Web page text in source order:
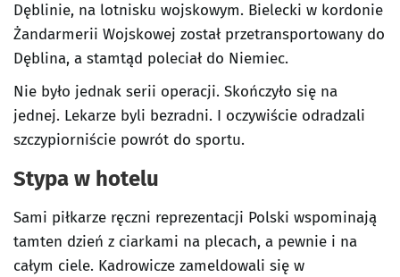
Dęblinie, na lotnisku wojskowym. Bielecki w kordonie
Żandarmerii Wojskowej został przetransportowany do
Dęblina, a stamtąd poleciał do Niemiec.
Nie było jednak serii operacji. Skończyło się na
jednej. Lekarze byli bezradni. I oczywiście odradzali
szczypiorniście powrót do sportu.
Stypa w hotelu
Sami piłkarze ręczni reprezentacji Polski wspominają
tamten dzień z ciarkami na plecach, a pewnie i na
całym ciele. Kadrowicze zameldowali się w